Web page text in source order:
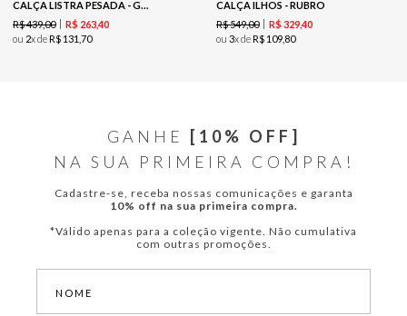
CALÇA LISTRA PESADA - GRAY
R$439,00 R$ 26340
ou 2x deR$ 131 70
CALÇA ILHOS - RUBRO
R$549,00 R$ 32940
ou 3x deR$ 109 80
GANHE
[10% OFF]
NA SUA PRIMEIRA COMPRA!
Cadastre-se, receba nossas comunicações e garanta
10% off na sua primeira compra.
*Válido apenas para a coleção vigente. Não cumulativa
com outras promoções.